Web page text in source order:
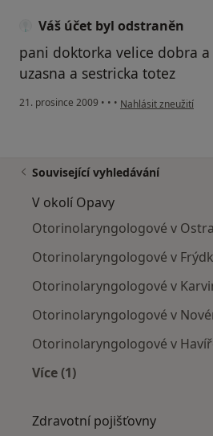
Váš účet byl odstraněn
pani doktorka velice dobra
uzasna a sestricka totez
21. prosince 2009 • • • podle názoru
Nahlásit zneužití
Související vyhledávání
V okolí Opavy
Otorinolaryngologové v
Otorinolaryngologové v
Otorinolaryngologové v
Otorinolaryngologové v
Otorinolaryngologové v
Více (1)
Zdravotní pojišťovny